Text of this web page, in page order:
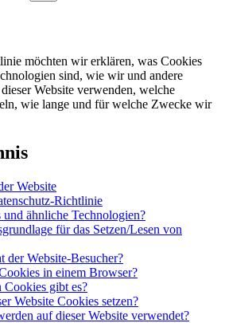
möchten wir erklären, was Cookies
sind, wie wir und andere
Website verwenden, welche
wie lange und für welche Zwecke wir
Website
Richtlinie
und ähnliche Technologien?
für das Setzen/Lesen von
der Website-Besucher?
in einem Browser?
gibt es?
Website Cookies setzen?
auf dieser Website verwendet?